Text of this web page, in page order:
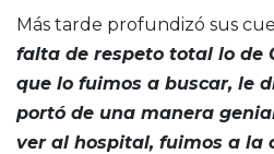
Más tarde profundizó sus
falta de respeto total lo de
que lo fuimos a buscar, le
portó de una manera
ver al hospital, fuimos a la